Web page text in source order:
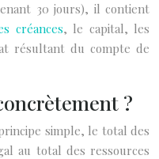
30 jours), il contient
créances, le capital, les
résultant du compte de
?
simple, le total des
au total des ressources